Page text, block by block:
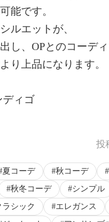
能です。
ルエットが、
し、OPとのコーデ
り上品になります。
ディゴ
投
夏コーデ 秋コーデ
秋冬コーデ シンプル
ラシック エレガンス